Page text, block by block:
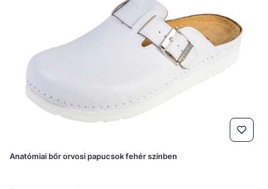
Anatómiai bőr orvosi papucsok fehér színben